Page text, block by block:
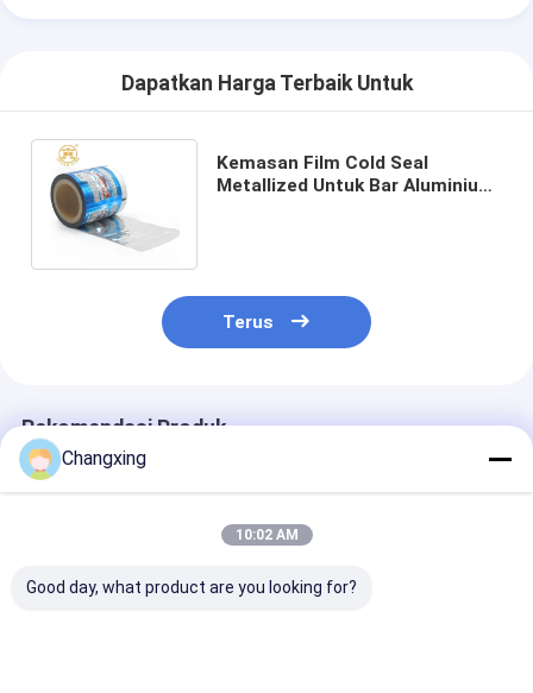
Dapatkan Harga Terbaik Untuk
Kemasan Film Cold Seal
Metallized Untuk Bar Aluminium
Terus
Rekomendasi Produk
Changxing
10:02 AM
Good day, what product are you looking for?